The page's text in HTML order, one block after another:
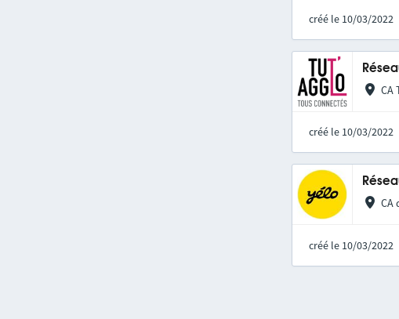
créé le 10/03/2022
CA
créé le 10/03/2022
CA
créé le 10/03/2022